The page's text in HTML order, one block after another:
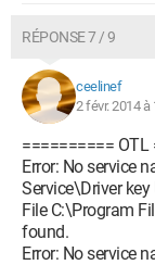
"Thu Aug 23 2012
"Sun Feb 02 2014
Ligne Supprimée :
"3.20.0.4");
Ligne Supprimée :
Ligne Supprimée :
Ligne Supprimée :
"hxxp://
RÉPONSE 7 / 9
ceelinef
2 févr. 2014 à
========== OTL
Error: No service
Service\Driver
File C:\Program
found.
Error: No service